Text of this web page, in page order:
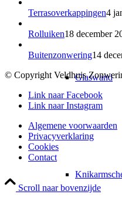
Glaswand
Terrasoverkappingen4
Rolluiken18 december
Buitenzonwering14
© Copyright Veldhuis
Link naar Facebook
Link naar Instagram
Algemene voorwaarden
Privacyverklaring
Cookies
Contact
Scroll naar bovenzijde